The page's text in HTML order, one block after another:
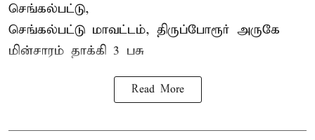
செங்கல்பட்டு,
செங்கல்பட்டு மாவட்டம், திருப்போரூர் அருகே
மின்சாரம் தாக்கி 3 பசு
Read More